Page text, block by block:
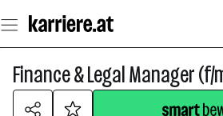
Seiteninhalt
springen
Finance & Legal Manager